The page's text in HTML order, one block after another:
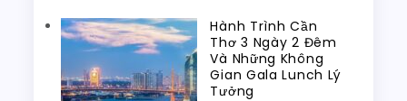
Hành Trình Cần
Thơ 3 Ngày 2 Đêm
Và Những Không
Gian Gala Lunch Lý
Tưởng